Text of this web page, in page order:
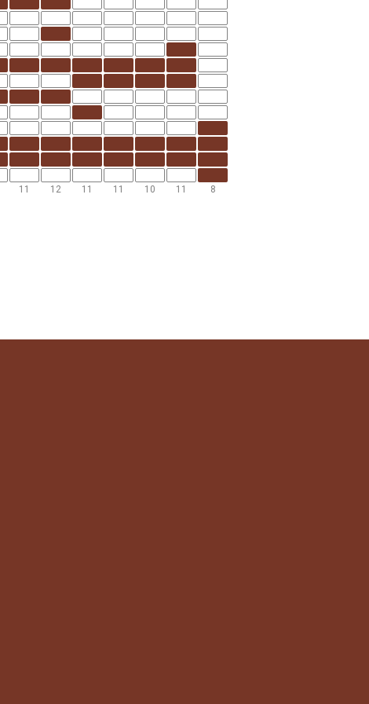
11 12 11 11 10 11 8